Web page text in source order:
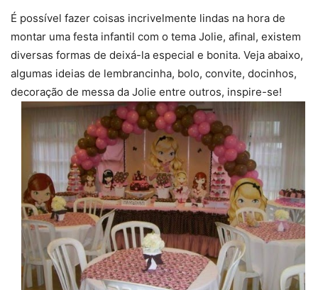
É possível fazer coisas incrivelmente lindas na hora de
montar uma festa infantil com o tema Jolie, afinal, existem
diversas formas de deixá-la especial e bonita. Veja abaixo,
algumas ideias de lembrancinha, bolo, convite, docinhos,
decoração de messa da Jolie entre outros, inspire-se!